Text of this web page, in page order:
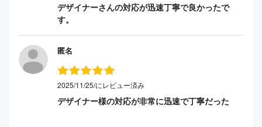
デザイナーさんの対応が迅速丁寧で良かったで
す。
匿名
2025/11/25/にレビュー済み
デザイナー様の対応が非常に迅速で丁寧だった